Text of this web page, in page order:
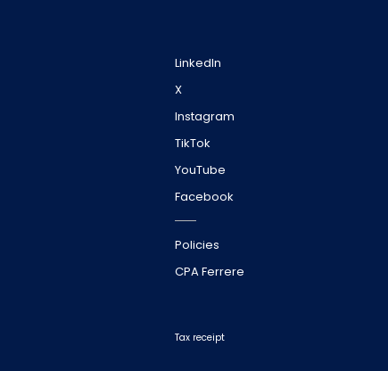
LinkedIn
X
Instagram
TikTok
YouTube
Facebook
Policies
CPA Ferrere
Tax receipt